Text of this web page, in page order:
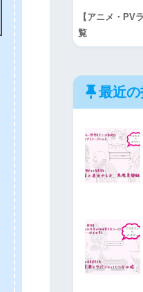
【アニメ・PV
覧
最近